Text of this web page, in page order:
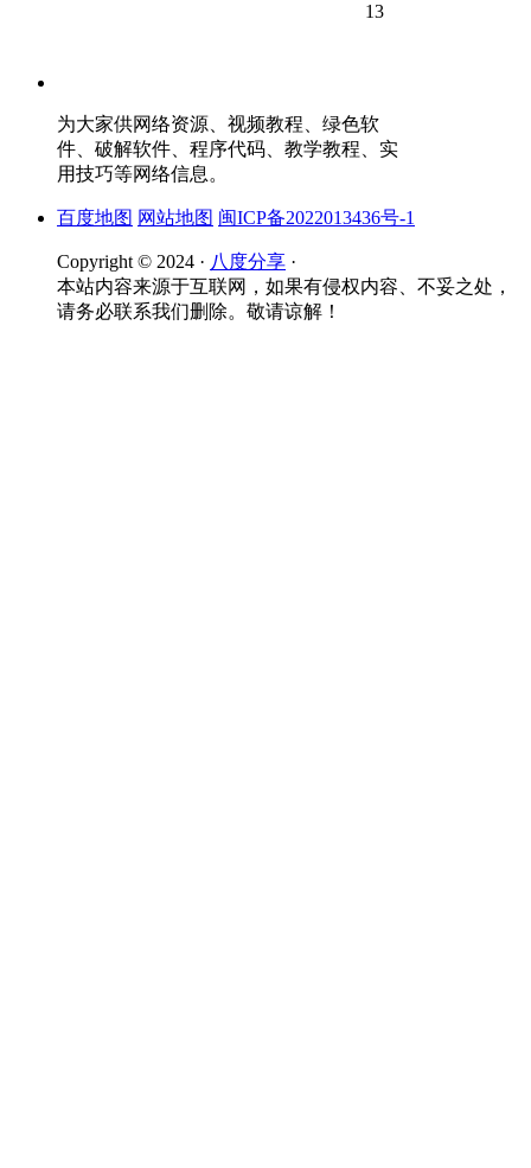
13
为大家供网络资源、视频教程、绿色软
件、破解软件、程序代码、教学教程、实
用技巧等网络信息。
百度地图 网站地图 闽ICP备2022013436号-1
Copyright © 2024 · 八度分享 ·
本站内容来源于互联网，如果有侵权内容、不妥之处，
请务必联系我们删除。敬请谅解！